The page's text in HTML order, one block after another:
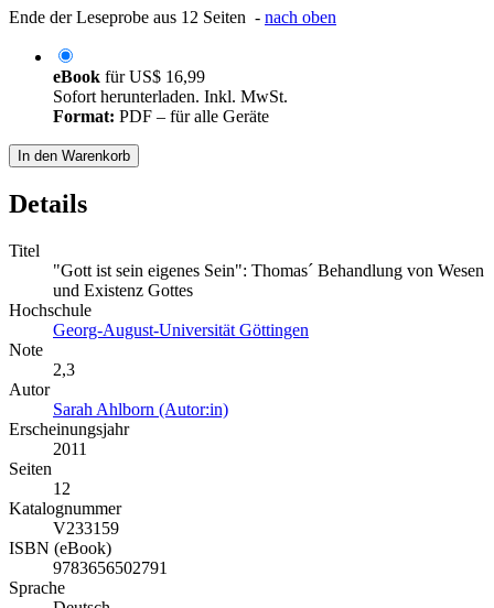
Ende der Leseprobe aus 12 Seiten - nach oben
eBook fürUS$ 16,99
Sofort herunterladen. Inkl. MwSt.
Format: PDF – für alle Geräte
In den Warenkorb
Details
Titel
"Gott ist sein eigenes Sein": Thomas´ Behandlung von Wesen
und Existenz Gottes
Hochschule
Georg-August-Universität Göttingen
Note
2,3
Autor
Sarah Ahlborn (Autor:in)
Erscheinungsjahr
2011
Seiten
12
Katalognummer
V233159
ISBN (eBook)
9783656502791
Sprache